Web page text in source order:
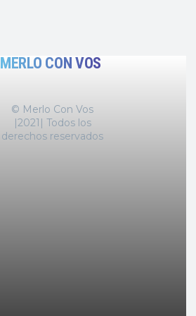
MERLO CON VOS
© Merlo Con Vos
|2021| Todos los
derechos reservados